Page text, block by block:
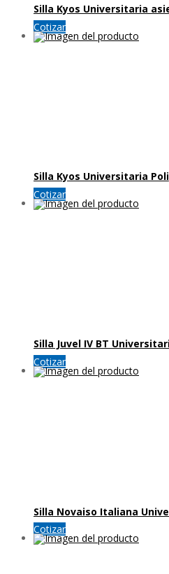
Silla Kyos Universitaria
Cotizar
Silla Kyos Universitaria
Cotizar
Silla Juvel IV BT
Cotizar
Silla Novaiso Italiana
Cotizar